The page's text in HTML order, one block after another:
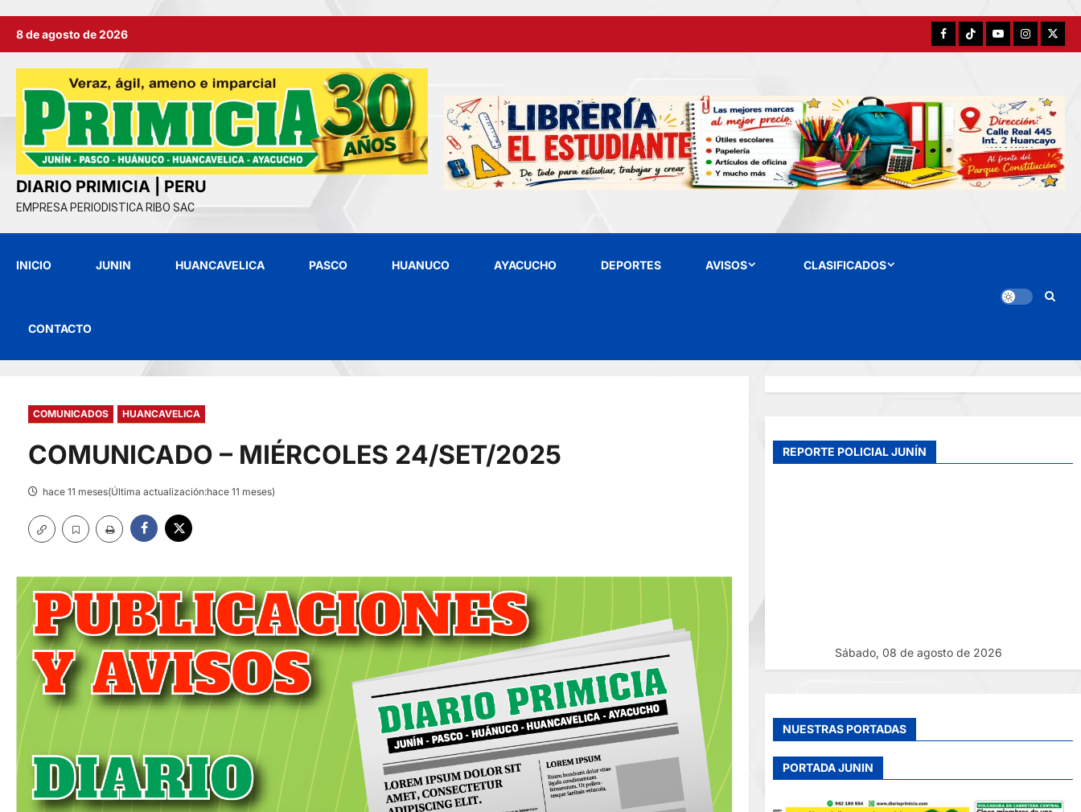
8 de agosto de 2026 FacebookTikTokYouTubeInstagram
X
DIARIO PRIMICIA | PERU
EMPRESA PERIODISTICA RIBO SAC
INICIO JUNIN HUANCAVELICA PASCO HUANUCO AYACUCHO DEPORTES AVISOS CLASIFICADOS
CONTACTO
COMUNICADOS HUANCAVELICA
COMUNICADO – MIÉRCOLES 24/SET/2025
hace 11 meses(Última actualización:hace 11 meses)
REPORTE POLICIAL JUNÍN
Sábado, 08 de agosto de 2026
NUESTRAS PORTADAS
PORTADA JUNIN